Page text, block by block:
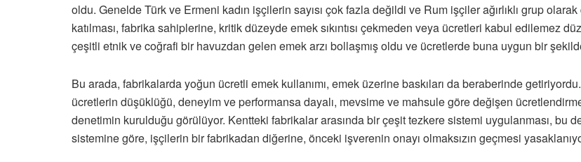
oldu. Genelde Türk ve Ermeni kadın işçilerin sayısı çok fazla değildi ve Rum işçiler ağırlıklı grup
katılması, fabrika sahiplerine, kritik düzeyde emek sıkıntısı çekmeden veya ücretleri kabul edilemez
çeşitli etnik ve coğrafi bir havuzdan gelen emek arzı bollaşmış oldu ve ücretlerde buna uygun bir
Bu arada, fabrikalarda yoğun ücretli emek kullanımı, emek üzerine baskıları da beraberinde
ücretlerin düşüklüğü, deneyim ve performansa dayalı, mevsime ve mahsule göre değişen
denetimin kurulduğu görülüyor. Kentteki fabrikalar arasında bir çeşit tezkere sistemi uygulanması, bu
sistemine göre, işçilerin bir fabrikadan diğerine, önceki işverenin onayı olmaksızın geçmesi